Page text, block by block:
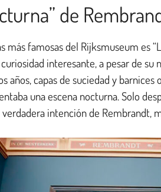
de
más famosas del Rijksmuseum es
interesante, a pesar de su
años, capas de suciedad y
una escena nocturna. Solo
intención de Rembrandt,